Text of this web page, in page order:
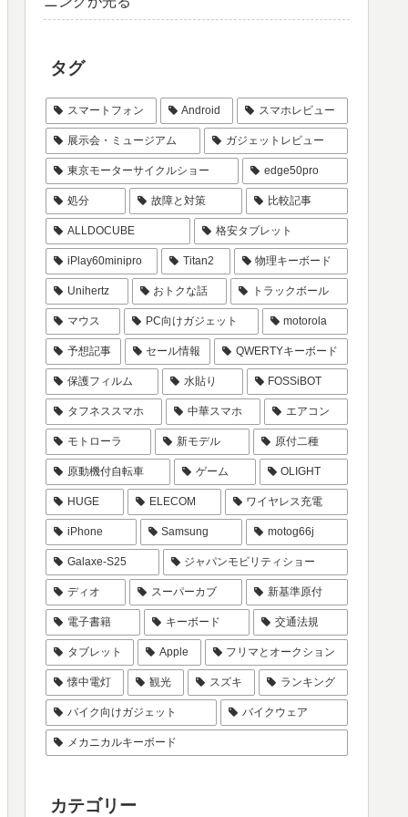
タグ
スマートフォン Android スマホレビュー
展示会・ミュージアム ガジェットレビュー
東京モーターサイクルショー edge50pro
処分 故障と対策 比較記事
ALLDOCUBE 格安タブレット
iPlay60minipro Titan2 物理キーボード
Unihertz おトクな話 トラックボール
マウス PC向けガジェット motorola
予想記事 セール情報 QWERTYキーボード
保護フィルム 水貼り FOSSiBOT
タフネススマホ 中華スマホ エアコン
モトローラ 新モデル 原付二種
原動機付自転車 ゲーム OLIGHT
HUGE ELECOM ワイヤレス充電
iPhone Samsung motog66j
Galaxe-S25 ジャパンモビリティショー
ディオ スーパーカブ 新基準原付
電子書籍 キーボード 交通法規
タブレット Apple フリマとオークション
懐中電灯 観光 スズキ ランキング
バイク向けガジェット バイクウェア
メカニカルキーボード
カテゴリー